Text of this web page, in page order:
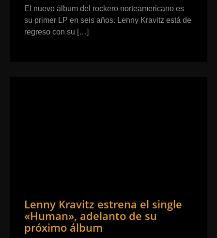
El nuevo álbum del rockero norteamericano es
su primer LP en seis años. Lenny Kravitz está de
regreso con su […]
Lenny Kravitz estrena el single
«Human», adelanto de su
próximo álbum